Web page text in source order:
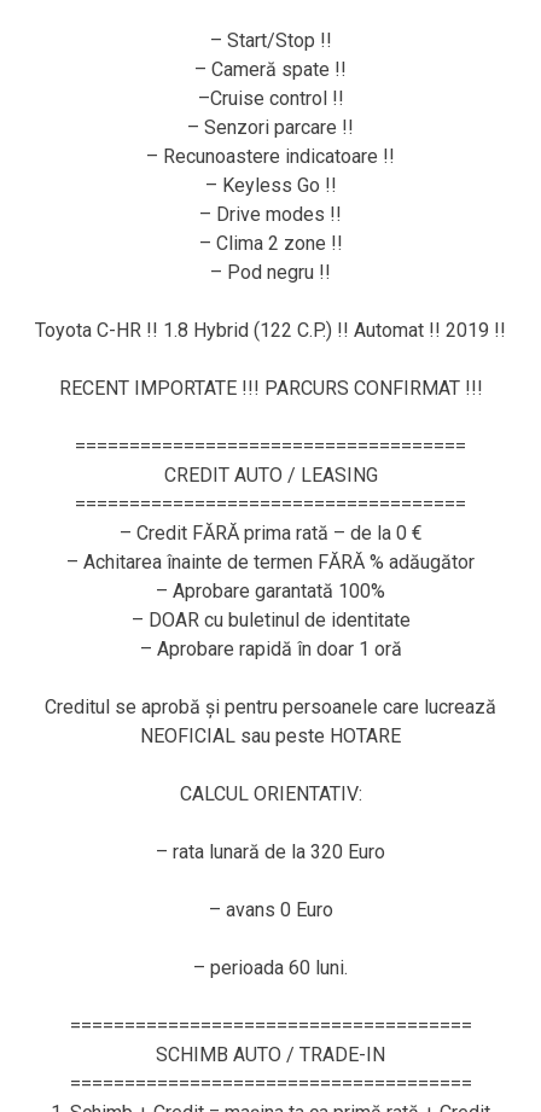
– Start/Stop !!
– Cameră spate !!
–Cruise control !!
– Senzori parcare !!
– Recunoastere indicatoare !!
– Keyless Go !!
– Drive modes !!
– Clima 2 zone !!
– Pod negru !!
Toyota C-HR !! 1.8 Hybrid (122 C.P.) !! Automat !! 2019 !!
RECENT IMPORTATE !!! PARCURS CONFIRMAT !!!
====================================
CREDIT AUTO / LEASING
====================================
– Credit FĂRĂ prima rată – de la 0 €
– Achitarea înainte de termen FĂRĂ % adăugător
– Aprobare garantată 100%
– DOAR cu buletinul de identitate
– Aprobare rapidă în doar 1 oră
Creditul se aprobă și pentru persoanele care lucrează
NEOFICIAL sau peste HOTARE
CALCUL ORIENTATIV:
– rata lunară de la 320 Euro
– avans 0 Euro
– perioada 60 luni.
=====================================
SCHIMB AUTO / TRADE-IN
=====================================